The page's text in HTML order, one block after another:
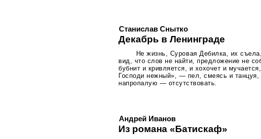
Станислав Снытко
Декабрь в Ленинграде
Не жизнь, Суровая Дебилка, их
вид, что слов не найти, предложение не
бубнит и кривляется, и хохочет и
Господи нежный», — пел, смеясь и
напропалую — отсутствовать.
Андрей Иванов
Из романа «Батискаф»